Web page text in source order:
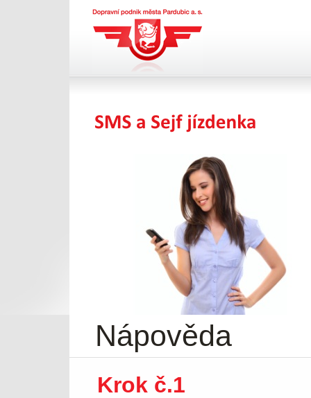
Dopravní podnik města
Pardubic a.s.
SMS jízdenka
Portál pro vystavení daňového dokladu DP
Nápověda
Krok č.1